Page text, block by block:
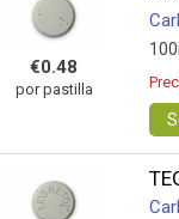
€0.48
por pastilla